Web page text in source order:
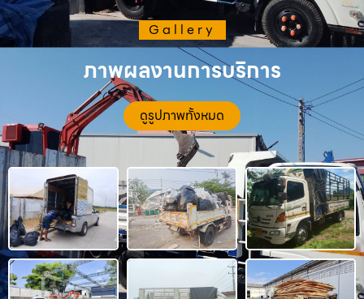
Gallery
ภาพผลงานการบริการ
ดูรูปภาพทั้งหมด